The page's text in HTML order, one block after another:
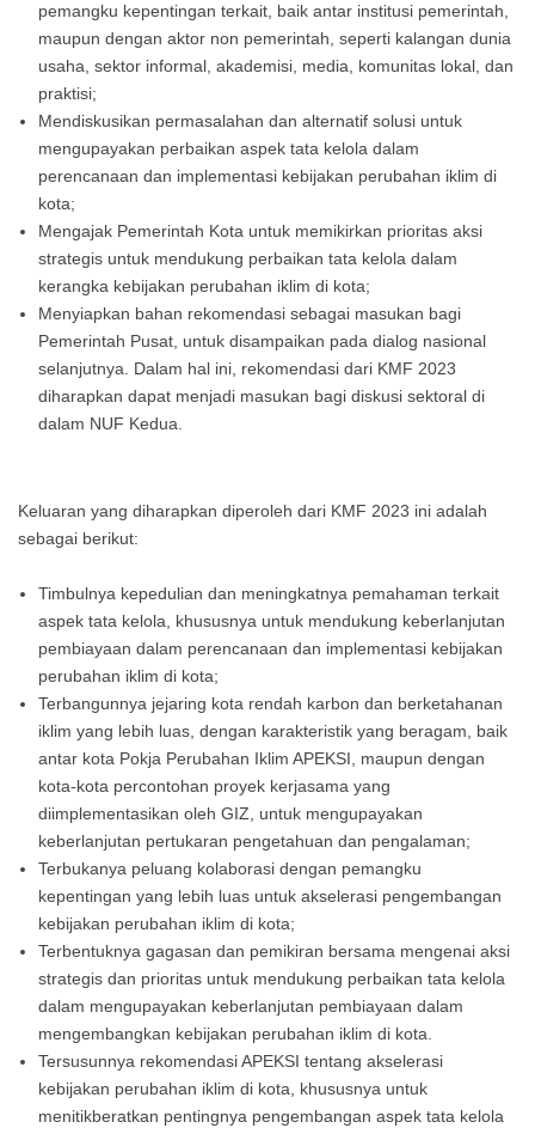
pemangku kepentingan terkait, baik antar institusi pemerintah,
maupun dengan aktor non pemerintah, seperti kalangan dunia
usaha, sektor informal, akademisi, media, komunitas lokal, dan
praktisi;
Mendiskusikan permasalahan dan alternatif solusi untuk
mengupayakan perbaikan aspek tata kelola dalam
perencanaan dan implementasi kebijakan perubahan iklim di
kota;
Mengajak Pemerintah Kota untuk memikirkan prioritas aksi
strategis untuk mendukung perbaikan tata kelola dalam
kerangka kebijakan perubahan iklim di kota;
Menyiapkan bahan rekomendasi sebagai masukan bagi
Pemerintah Pusat, untuk disampaikan pada dialog nasional
selanjutnya. Dalam hal ini, rekomendasi dari KMF 2023
diharapkan dapat menjadi masukan bagi diskusi sektoral di
dalam NUF Kedua.
Keluaran yang diharapkan diperoleh dari KMF 2023 ini adalah
sebagai berikut:
Timbulnya kepedulian dan meningkatnya pemahaman terkait
aspek tata kelola, khususnya untuk mendukung keberlanjutan
pembiayaan dalam perencanaan dan implementasi kebijakan
perubahan iklim di kota;
Terbangunnya jejaring kota rendah karbon dan berketahanan
iklim yang lebih luas, dengan karakteristik yang beragam, baik
antar kota Pokja Perubahan Iklim APEKSI, maupun dengan
kota-kota percontohan proyek kerjasama yang
diimplementasikan oleh GIZ, untuk mengupayakan
keberlanjutan pertukaran pengetahuan dan pengalaman;
Terbukanya peluang kolaborasi dengan pemangku
kepentingan yang lebih luas untuk akselerasi pengembangan
kebijakan perubahan iklim di kota;
Terbentuknya gagasan dan pemikiran bersama mengenai aksi
strategis dan prioritas untuk mendukung perbaikan tata kelola
dalam mengupayakan keberlanjutan pembiayaan dalam
mengembangkan kebijakan perubahan iklim di kota.
Tersusunnya rekomendasi APEKSI tentang akselerasi
kebijakan perubahan iklim di kota, khususnya untuk
menitikberatkan pentingnya pengembangan aspek tata kelola